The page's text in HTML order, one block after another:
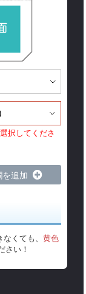
択してくださ
を追加
くても、 黄色
さい！